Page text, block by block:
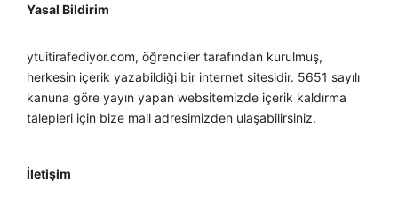
Yasal Bildirim
ytuitirafediyor.com, öğrenciler tarafından kurulmuş,
herkesin içerik yazabildiği bir internet sitesidir. 5651 sayılı
kanuna göre yayın yapan websitemizde içerik kaldırma
talepleri için bize mail adresimizden ulaşabilirsiniz.
İletişim